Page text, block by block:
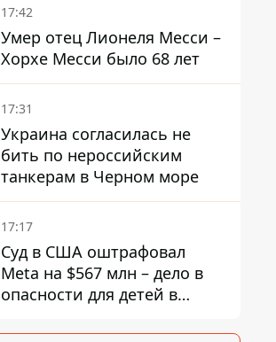
Украину
17:42
Умер отец Лионеля Месси –
Хорхе Месси было 68 лет
17:31
Украина согласилась не
бить по нероссийским
танкерам в Черном море
17:17
Суд в США оштрафовал
Meta на $567 млн ​​– дело в
опасности для детей в